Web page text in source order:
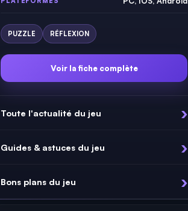
PUZZLE RÉFLEXION
Voir la fiche complète
Toute l'actualité du jeu
Guides & astuces du jeu
Bons plans du jeu